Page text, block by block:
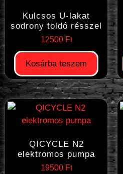
Kulcsos U-lakat
sodrony toldó résszel
12500 Ft
Kosárba teszem
QICYCLE N2
elektromos pumpa
19500 Ft